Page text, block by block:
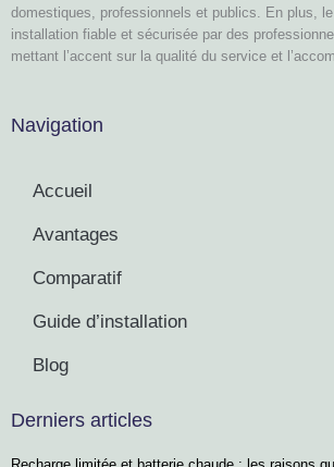
domestiques, professionnels et publics. En plus,
installation fiable et sécurisée par des
mettant l’accent sur la qualité du service et
Navigation
Accueil
Avantages
Comparatif
Guide d’installation
Blog
Derniers articles